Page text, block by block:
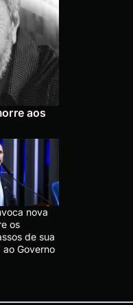
aos
nova
os
de sua
ao Governo